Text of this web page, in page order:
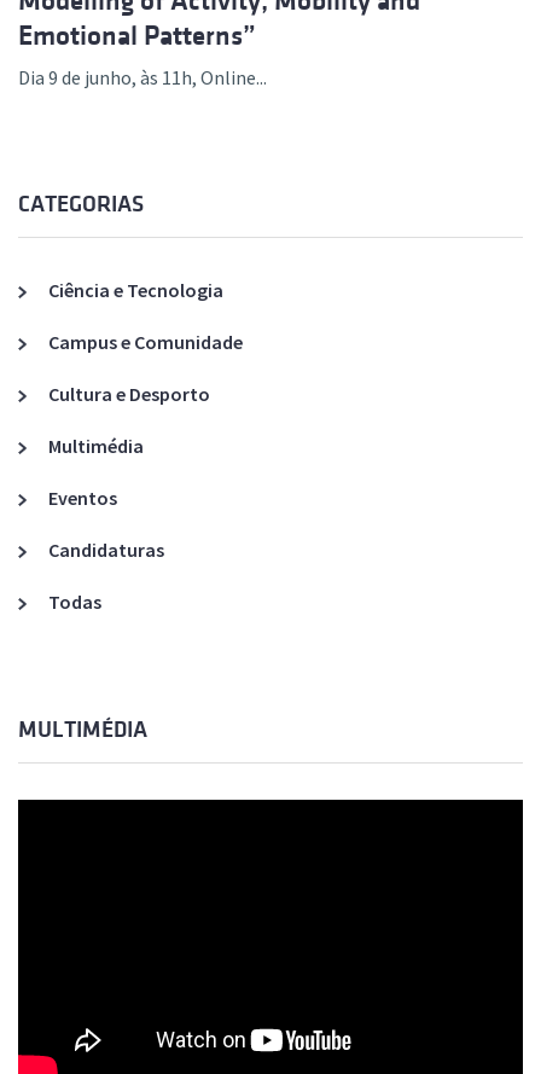
Emotional Patterns”
Dia 9 de junho, às 11h, Online...
CATEGORIAS
Ciência e Tecnologia
Campus e Comunidade
Cultura e Desporto
Multimédia
Eventos
Candidaturas
Todas
MULTIMÉDIA